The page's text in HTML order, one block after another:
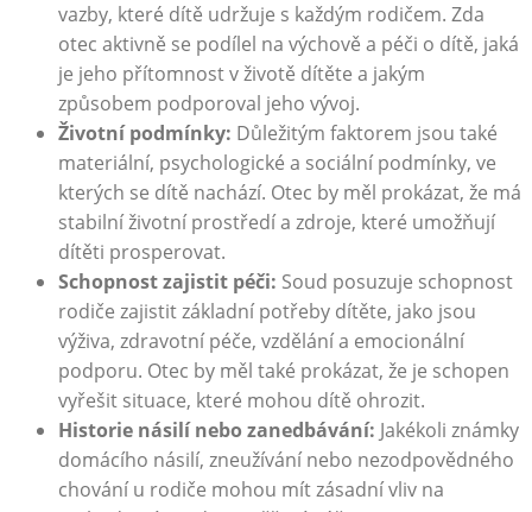
vazby, které dítě udržuje s každým rodičem. Zda
otec aktivně se podílel na výchově a péči o dítě, jaká
je jeho přítomnost v životě dítěte a jakým
způsobem podporoval jeho vývoj.
Životní podmínky: Důležitým faktorem jsou také
materiální, psychologické a sociální podmínky, ve
kterých se dítě nachází. Otec by měl prokázat, že má
stabilní životní prostředí a zdroje, které umožňují
dítěti prosperovat.
Schopnost zajistit péči: Soud posuzuje schopnost
rodiče zajistit základní potřeby dítěte, jako jsou
výživa, zdravotní péče, vzdělání a emocionální
podporu. Otec by měl také prokázat, že je schopen
vyřešit situace, které mohou dítě ohrozit.
Historie násilí nebo zanedbávání: Jakékoli známky
domácího násilí, zneužívání nebo nezodpovědného
chování u rodiče mohou mít zásadní vliv na